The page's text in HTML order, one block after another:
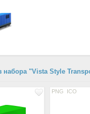
набора "Vista Style
PNG ICO